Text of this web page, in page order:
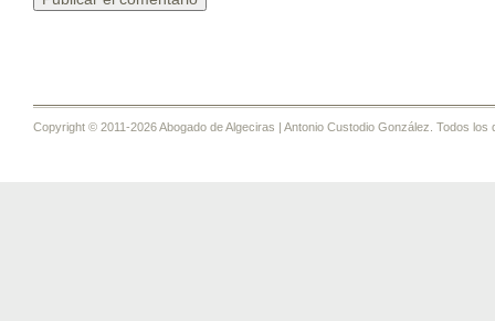
Copyright © 2011-2026 Abogado de Algeciras | Antonio Custodio González. Todos